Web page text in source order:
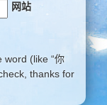
网站
word (like “你
thanks for